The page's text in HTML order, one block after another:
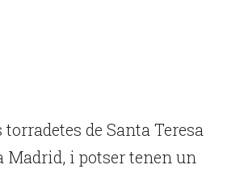
de Santa Teresa
Madrid, i potser tenen un